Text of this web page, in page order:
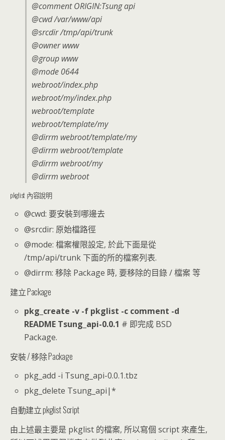
@comment ORIGIN:Tsung api
@cwd /var/www/api
@srcdir /tmp/api/trunk
@owner www
@group www
@mode 0644
webroot/index.php
webroot/my/index.php
webroot/template
webroot/template/my
@dirrm webroot/template/my
@dirrm webroot/template
@dirrm webroot/my
@dirrm webroot
pkglist 內容說明
@cwd: 要安裝到哪邊去
@srcdir: 原始檔路徑
@mode: 檔案權限設定, 於此下面是從
/tmp/api/trunk 下面的所的檔案列表.
@dirrm: 移除 Package 時, 要移除的目錄 / 檔案 等
建立 Package
pkg_create -v -f pkglist -c comment -d
README Tsung_api-0.0.1 # 即完成 BSD
Package.
安裝 / 移除 Package
pkg_add -i Tsung_api-0.0.1.tbz
pkg_delete Tsung_api|*
自動建立 pkglist Script
由上述最主要是 pkglist 的檔案, 所以寫個 script 來產生,